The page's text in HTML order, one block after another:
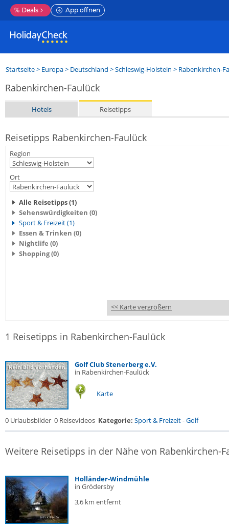
% Deals App öffnen
Startseite> Europa> Deutschland >Schleswig-Holstein > Rabenkirchen-
Rabenkirchen-Faulück
Hotels Reisetipps
Reisetipps Rabenkirchen-Faulück
Region
Ort
Alle Reisetipps (1)
Sehenswürdigkeiten (0)
Sport & Freizeit (1)
Essen & Trinken (0)
Nightlife (0)
Shopping (0)
<< Karte vergrößern
1 Reisetipps in Rabenkirchen-Faulück
Golf Club Stenerberg e.V.
in Rabenkirchen-Faulück
Karte
0 Urlaubsbilder 0 Reisevideos Kategorie: Sport & Freizeit-Golf
Weitere Reisetipps in der Nähe von Rabenkirchen-
Holländer-Windmühle
in Grödersby
3,6 km entfernt